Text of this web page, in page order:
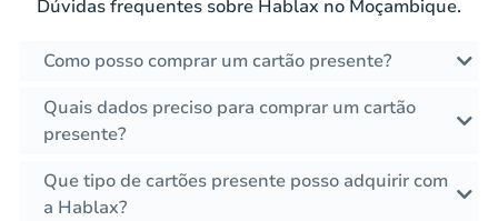
Dúvidas frequentes sobre Hablax no Moçambique.
Como posso comprar um cartão presente?
Quais dados preciso para comprar um cartão
presente?
Que tipo de cartões presente posso adquirir com
a Hablax?